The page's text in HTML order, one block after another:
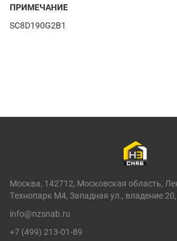
ПРИМЕЧАНИЕ
SC8D190G2B1
Москва, 142712, Московская область,
Технопарк М4, Западная ул., владение 20,
info@nzsnab.ru
+7 (499) 213-01-89